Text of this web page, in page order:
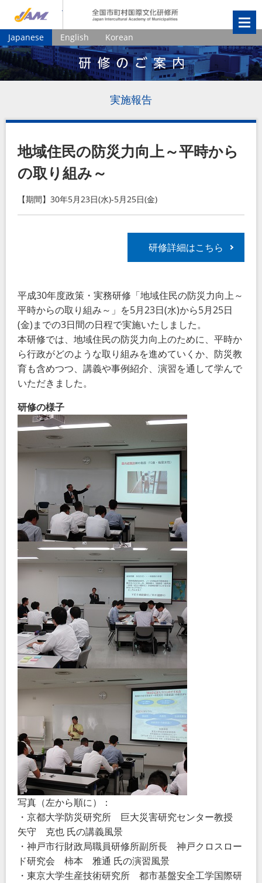
Japanese English Korean
実施報告
地域住民の防災力向上～平時から
の取り組み～
【期間】30年5月23日(水)-5月25日(金)
研修詳細はこちら
平成30年度政策・実務研修「地域住民の防災力向上～
平時からの取り組み～」を5月23日(水)から5月25日
(金)までの3日間の日程で実施いたしました。
本研修では、地域住民の防災力向上のために、平時か
ら行政がどのような取り組みを進めていくか、防災教
育も含めつつ、講義や事例紹介、演習を通して学んで
いただきました。
研修の様子
写真（左から順に）：
・京都大学防災研究所 巨大災害研究センター教授
矢守 克也 氏の講義風景
・神戸市行財政局職員研修所副所長 神戸クロスロー
ド研究会 柿本 雅通 氏の演習風景
・東京大学生産技術研究所 都市基盤安全工学国際研